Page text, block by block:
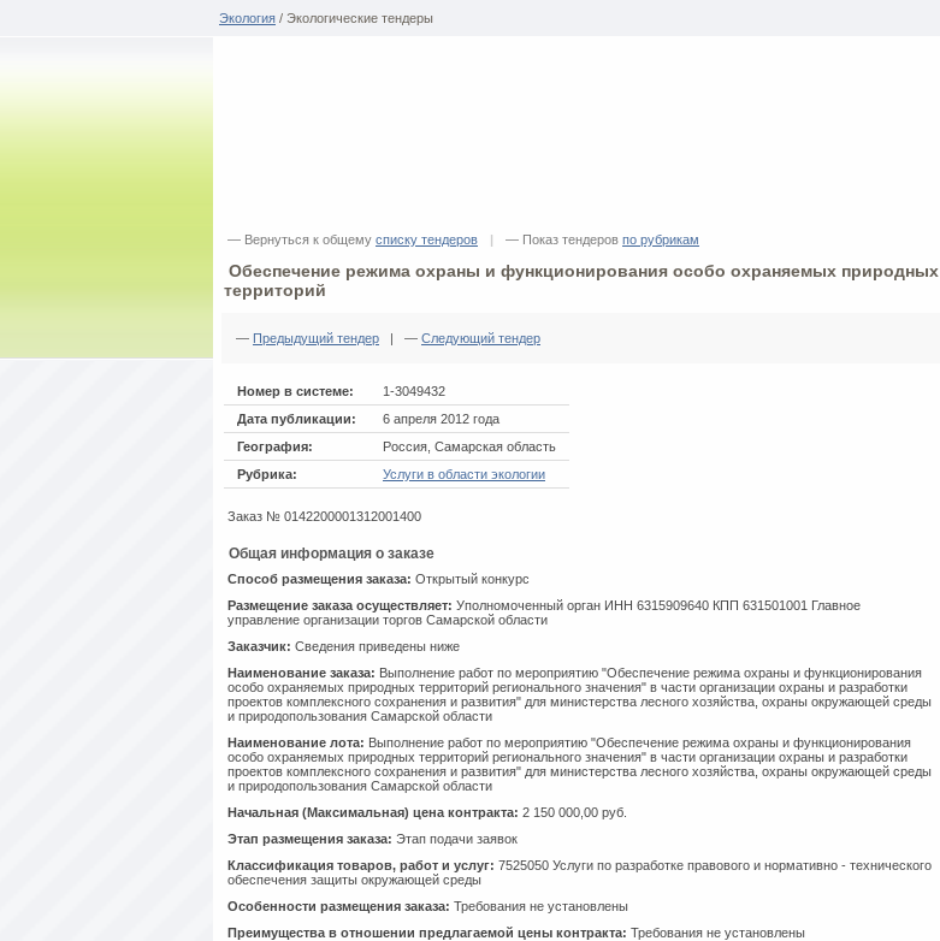
Экология / Экологические тендеры
— Вернуться к общему списку тендеров | — Показ тендеров по рубрикам
Обеспечение режима охраны и функционирования особо охраняемых природных
территорий
— Предыдущий тендер | — Следующий тендер
Номер в системе:
1-3049432
Дата публикации:
6 апреля 2012 года
География:
Россия, Самарская область
Рубрика:
Услуги в области экологии
Заказ № 0142200001312001400
Общая информация о заказе
Способ размещения заказа: Открытый конкурс
Размещение заказа осуществляет: Уполномоченный орган ИНН 6315909640 КПП 631501001 Главное
управление организации торгов Самарской области
Заказчик: Сведения приведены ниже
Наименование заказа: Выполнение работ по мероприятию "Обеспечение режима охраны и функционирования
особо охраняемых природных территорий регионального значения" в части организации охраны и разработки
проектов комплексного сохранения и развития" для министерства лесного хозяйства, охраны окружающей среды
и природопользования Самарской области
Наименование лота: Выполнение работ по мероприятию "Обеспечение режима охраны и функционирования
особо охраняемых природных территорий регионального значения" в части организации охраны и разработки
проектов комплексного сохранения и развития" для министерства лесного хозяйства, охраны окружающей среды
и природопользования Самарской области
Начальная (Максимальная) цена контракта: 2 150 000,00 руб.
Этап размещения заказа: Этап подачи заявок
Классификация товаров, работ и услуг: 7525050 Услуги по разработке правового и нормативно - технического
обеспечения защиты окружающей среды
Особенности размещения заказа: Требования не установлены
Преимущества в отношении предлагаемой цены контракта: Требования не установлены